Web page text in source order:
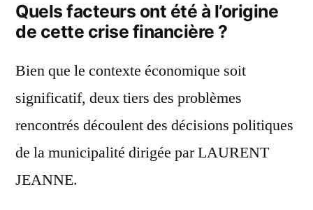
Quels facteurs ont été à l’origine
de cette crise financière ?
Bien que le contexte économique soit
significatif, deux tiers des problèmes
rencontrés découlent des décisions politiques
de la municipalité dirigée par LAURENT
JEANNE.